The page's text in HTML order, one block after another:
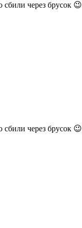
через брусок 😉
через брусок 😉